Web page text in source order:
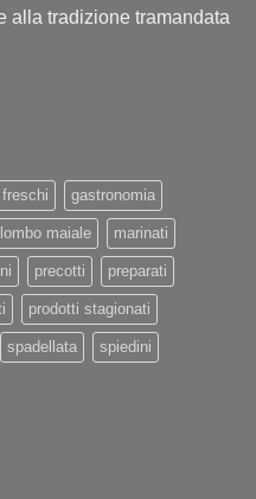
alla tradizione tramandata
freschi gastronomia
lombo maiale marinati
precotti preparati
prodotti stagionati
spadellata spiedini